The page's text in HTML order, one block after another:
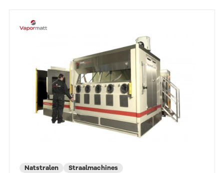
Natstralen Straalmachines